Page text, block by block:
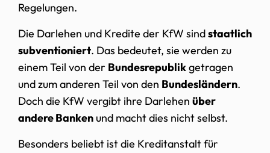
Regelungen.
Die Darlehen und Kredite der KfW sindstaatlich
subventioniert. Das bedeutet, sie werden zu
einem Teil von der Bundesrepublikgetragen
und zum anderen Teil von den Bundesländern.
Doch die KfW vergibt ihre Darlehen über
andere Banken und macht dies nicht selbst.
Besonders beliebt ist die Kreditanstalt für